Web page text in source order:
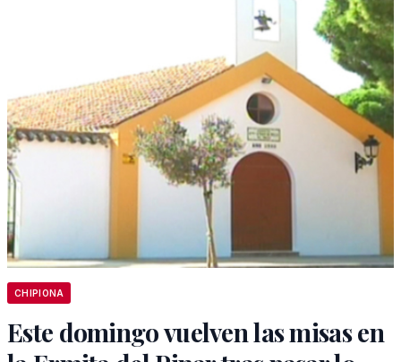
CHIPIONA
Este domingo vuelven las misas en